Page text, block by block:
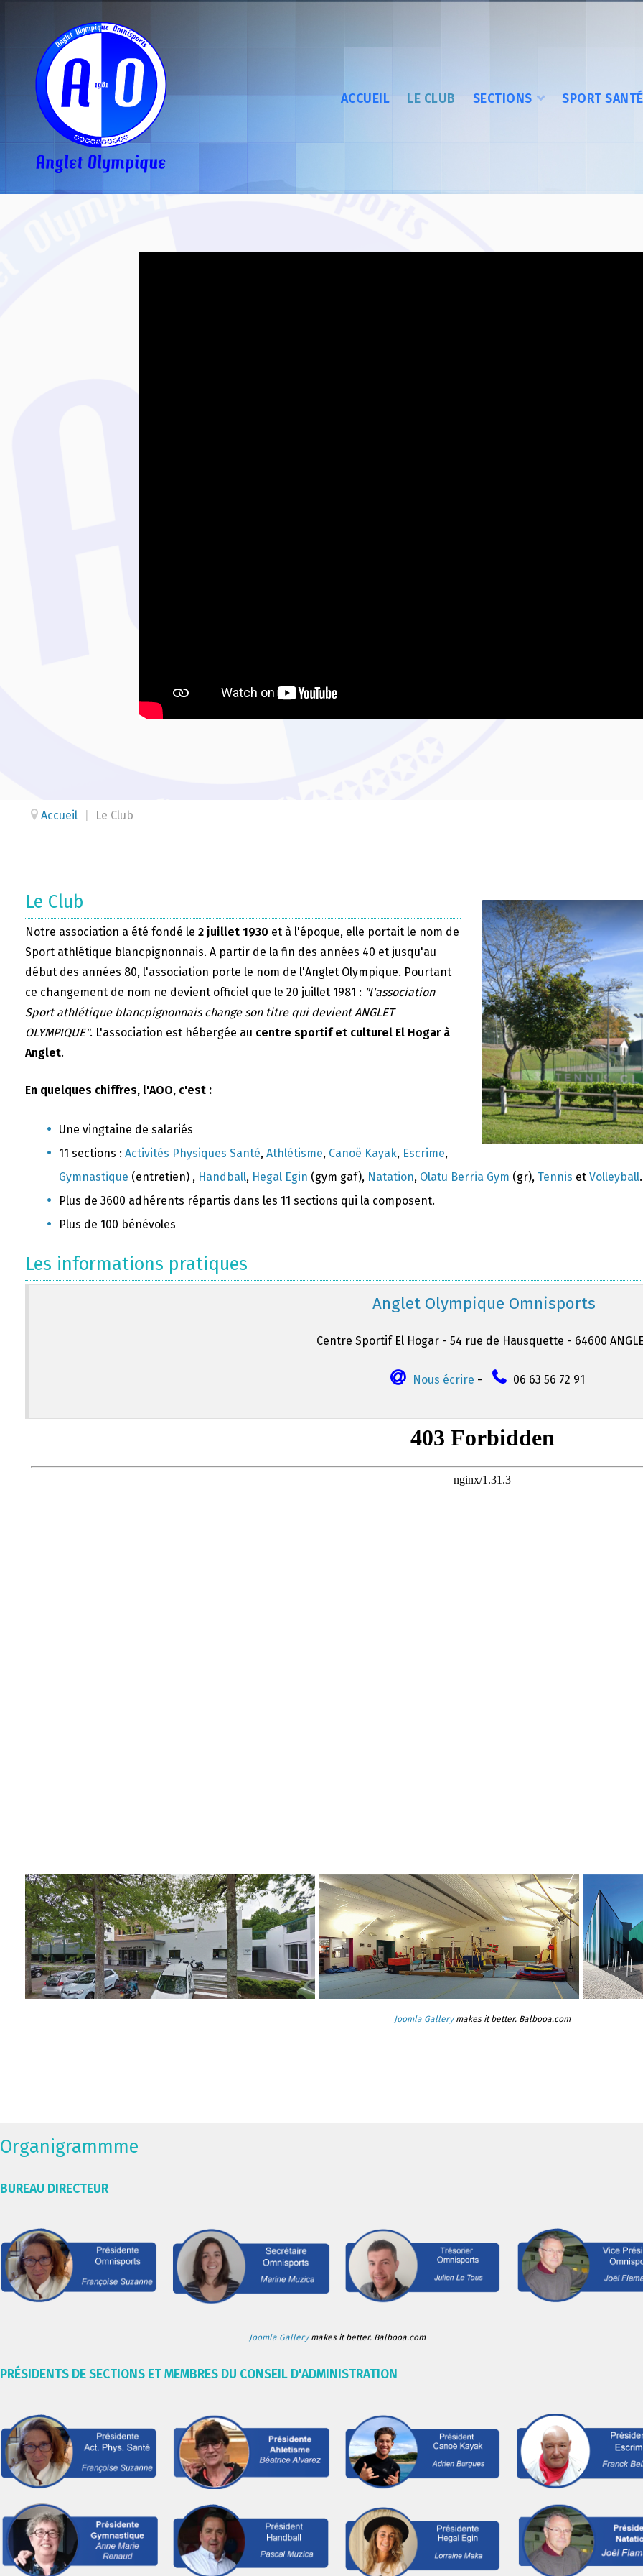
ACCUEIL LE CLUB SECTIONS SPORT SANTÉ
Accueil Le Club
Le Club
Notre association a été fondé le 2 juillet 1930 et à l'époque, elle portait le nom de
Sport athlétique blancpignonnais. A partir de la fin des années 40 et jusqu'au
début des années 80, l'association porte le nom de l'Anglet Olympique. Pourtant
ce changement de nom ne devient officiel que le 20 juillet 1981 : "l'association
Sport athlétique blancpignonnais change son titre qui devient ANGLET
OLYMPIQUE". L'association est hébergée au centre sportif et culturel El Hogar à
Anglet.
En quelques chiffres, l'AOO, c'est :
Une vingtaine de salariés
11 sections : Activités Physiques Santé, Athlétisme, Canoë Kayak, Escrime,
Gymnastique (entretien) , Handball, Hegal Egin (gym gaf), Natation, Olatu Berria Gym (gr), Tennis et Volleyball.
Plus de 3600 adhérents répartis dans les 11 sections qui la composent.
Plus de 100 bénévoles
Les informations pratiques
Anglet Olympique Omnisports
Centre Sportif El Hogar - 54 rue de Hausquette - 64600
Nous écrire - 06 63 56 72 91
Joomla Gallerymakes it better. Balbooa.com
Organigrammme
BUREAU DIRECTEUR
Joomla Gallerymakes it better. Balbooa.com
PRÉSIDENTS DE SECTIONS ET MEMBRES DU CONSEIL D'ADMINISTRATION